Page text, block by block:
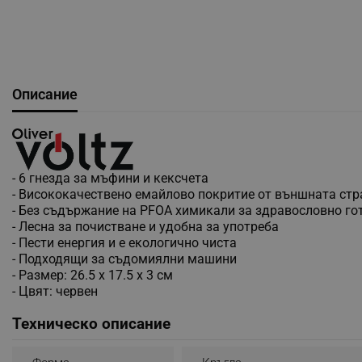
Описание
- 6 гнезда за мъфини и кексчета
- Висококачествено емайлово покритие от външната
- Без съдържание на PFOA химикали за здравословно
- Лесна за почистване и удобна за употреба
- Пести енергия и е екологично чиста
- Подходящи за съдомиялни машини
- Размер: 26.5 х 17.5 x 3 см
- Цвят: червен
Техническо описание